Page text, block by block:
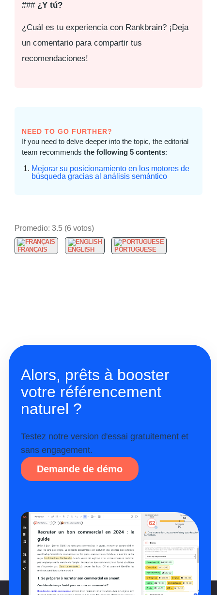
### ¿Y tú?
¿Cuál es tu experiencia con Rankbrain? ¡Deja
un comentario para compartir tus
recomendaciones!
NEED TO GO FURTHER?
If you need to delve deeper into the topic, the editorial
team recommends the following 5 contents:
Mejorar su posicionamiento en los motores de
búsqueda gracias al análisis semántico
Promedio: 3.5 (6 votos)
FRANÇAIS ENGLISH PORTUGUESE
Alors, prêts à booster
votre référencement
naturel ?
Testez notre version d'essai gratuitement et
sans engagement.
Demande de démo